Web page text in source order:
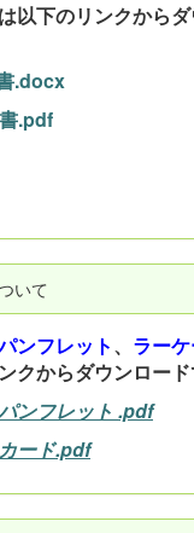
以下のリンクから
.docx
.pdf
いて
ンフレット、 ラー
クからダウンロード
ンフレット .pdf
ード.pdf